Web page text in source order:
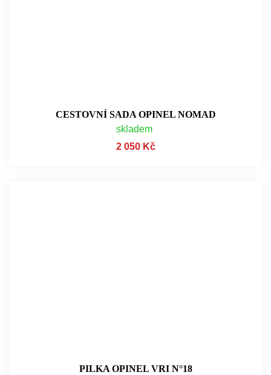
CESTOVNÍ SADA OPINEL NOMAD
skladem
2 050 Kč
PILKA OPINEL VRI N°18